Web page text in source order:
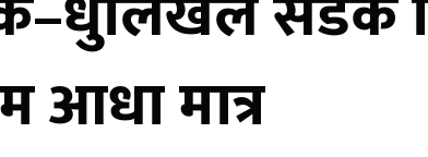
आधा मात्र